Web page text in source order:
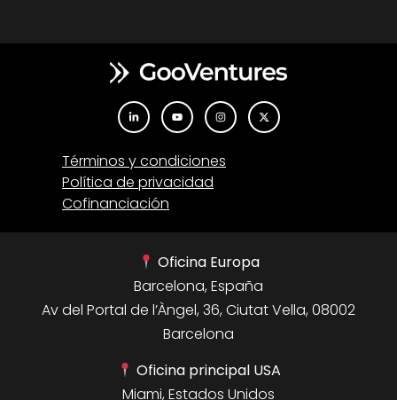
Términos y condiciones
Política de privacidad
Cofinanciación
Oficina Europa
Barcelona, España
Av del Portal de l’Àngel, 36, Ciutat Vella, 08002
Barcelona
Oficina principal USA
Miami, Estados Unidos